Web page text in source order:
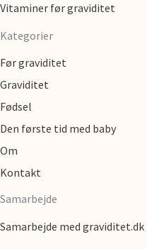
Vitaminer før graviditet
Kategorier
Før graviditet
Graviditet
Fødsel
Den første tid med baby
Om
Kontakt
Samarbejde
Samarbejde med graviditet.dk